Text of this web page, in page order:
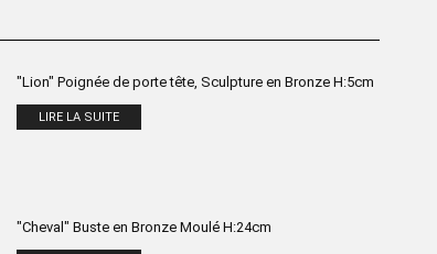
"Lion" Poignée de porte tête, Sculpture en Bronze H:5cm
LIRE LA SUITE
"Cheval" Buste en Bronze Moulé H:24cm